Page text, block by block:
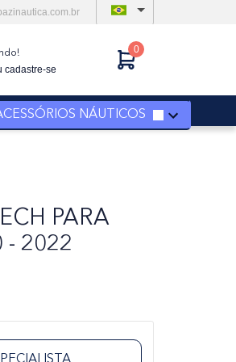
cadastre-se
0
NÁUTICOS
PARA
- 2022